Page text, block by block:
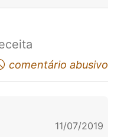
comentário abusivo
11/07/2019